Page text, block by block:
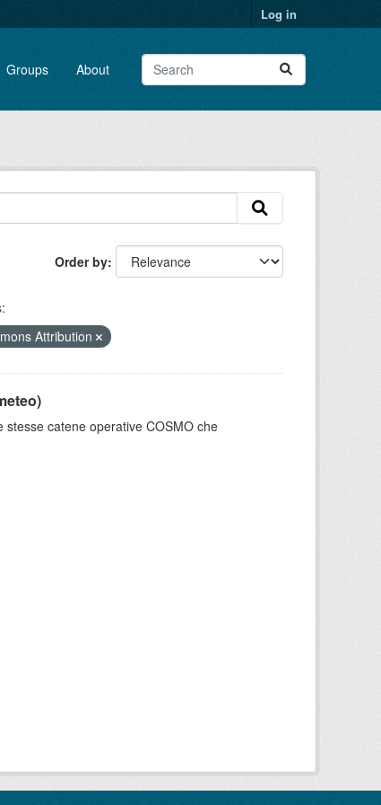
Log in
Groups About
Order by
Attribution
catene operative COSMO che